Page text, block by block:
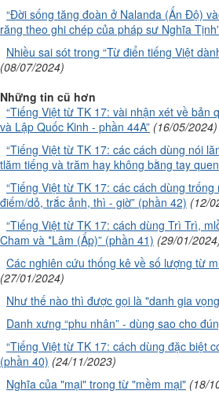
“Đời sống tăng đoàn ở Nalanda (Ấn Độ)
răng theo ghi chép của pháp sư Nghĩa
Nhiều sai sót trong “Từ điển tiếng Việt
(08/07/2024)
Những tin cũ hơn
“Tiếng Việt từ TK 17: vài nhận xét về bản
và Lập Quốc Kinh - phần 44A” (16/05/2024)
“Tiếng Việt từ TK 17: các cách dùng nói
tlăm tiếng và trăm hay không bằng tay
“Tiếng Việt từ TK 17: các cách dùng
điếm/dỏ, trắc ảnh, thì - giờ” (phần 42) (12/
“Tiếng Việt từ TK 17: cách dùng Trì Trì,
Cham và *Lâm (Ấp)” (phần 41) (29/01/
Các nghiên cứu thống kê về số lượng từ
(27/01/2024)
Như thế nào thì được gọi là "danh gia
Danh xưng “phu nhân” - dùng sao cho
“Tiếng Việt từ TK 17: cách dùng đặc biệt
(phần 40) (24/11/2023)
Nghĩa của "mại" trong từ "mềm mại" (18/